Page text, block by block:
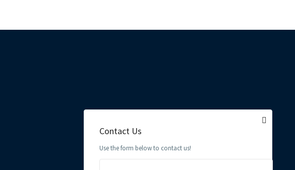
Contact Us
Use the form below to contact us!